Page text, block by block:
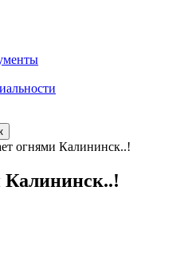
огнями Калининск..!
Калининск..!